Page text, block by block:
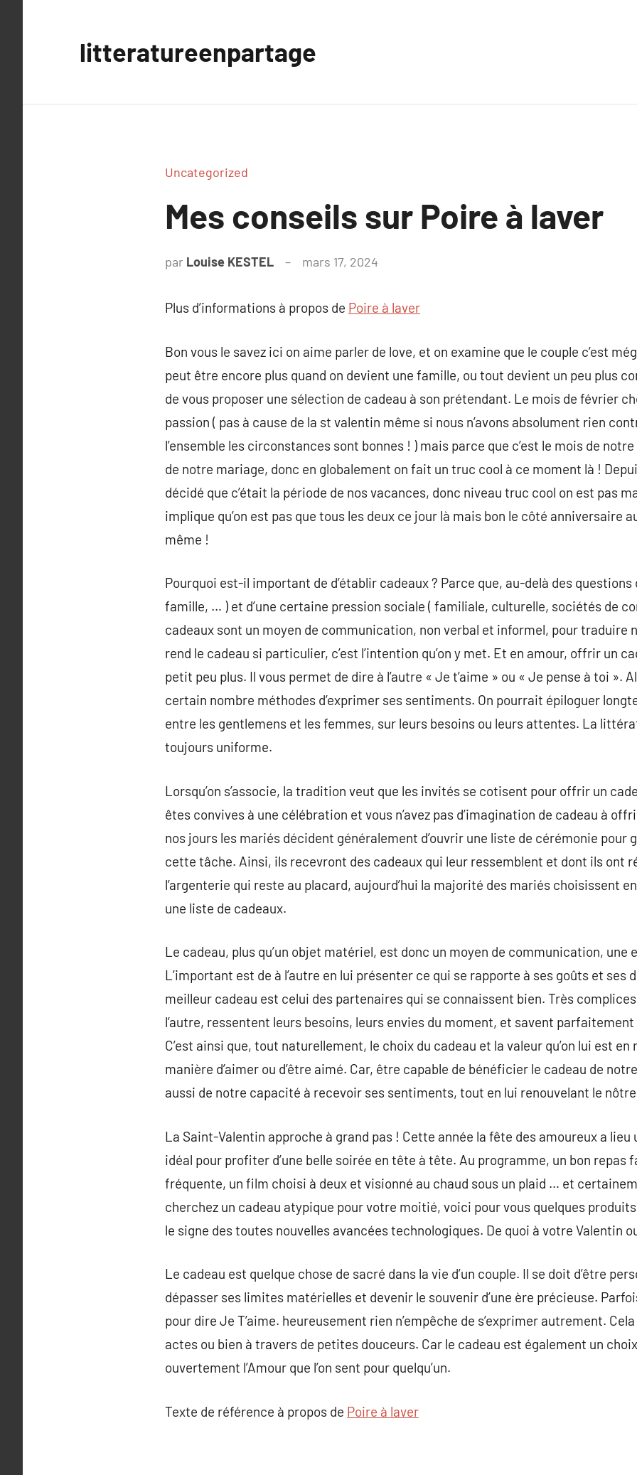
litteratureenpartage
Uncategorized
Mes conseils sur Poire à laver
par Louise KESTEL mars 17, 2024
Plus d’informations à propos de Poire à laver
Bon vous le savez ici on aime parler de love, et on examine que le couple c’est
peut être encore plus quand on devient une famille, ou tout devient un peu plus
de vous proposer une sélection de cadeau à son prétendant. Le mois de février
passion ( pas à cause de la st valentin même si nous n’avons absolument rien
l’ensemble les circonstances sont bonnes ! ) mais parce que c’est le mois de
de notre mariage, donc en globalement on fait un truc cool à ce moment là !
décidé que c’était la période de nos vacances, donc niveau truc cool on est pas
implique qu’on est pas que tous les deux ce jour là mais bon le côté anniversaire
même !
Pourquoi est-il important de d’établir cadeaux ? Parce que, au-delà des
famille, … ) et d’une certaine pression sociale ( familiale, culturelle, sociétés de
cadeaux sont un moyen de communication, non verbal et informel, pour traduire
rend le cadeau si particulier, c’est l’intention qu’on y met. Et en amour, offrir un
petit peu plus. Il vous permet de dire à l’autre « Je t’aime » ou « Je pense à toi ».
certain nombre méthodes d’exprimer ses sentiments. On pourrait épiloguer
entre les gentlemens et les femmes, sur leurs besoins ou leurs attentes. La
toujours uniforme.
Lorsqu’on s’associe, la tradition veut que les invités se cotisent pour offrir un
êtes convives à une célébration et vous n’avez pas d’imagination de cadeau à
nos jours les mariés décident généralement d’ouvrir une liste de cérémonie pour
cette tâche. Ainsi, ils recevront des cadeaux qui leur ressemblent et dont ils ont
l’argenterie qui reste au placard, aujourd’hui la majorité des mariés choisissent
une liste de cadeaux.
Le cadeau, plus qu’un objet matériel, est donc un moyen de communication, une
L’important est de à l’autre en lui présenter ce qui se rapporte à ses goûts et ses
meilleur cadeau est celui des partenaires qui se connaissent bien. Très complices,
l’autre, ressentent leurs besoins, leurs envies du moment, et savent
C’est ainsi que, tout naturellement, le choix du cadeau et la valeur qu’on lui est
manière d’aimer ou d’être aimé. Car, être capable de bénéficier le cadeau de
aussi de notre capacité à recevoir ses sentiments, tout en lui renouvelant le
La Saint-Valentin approche à grand pas ! Cette année la fête des amoureux a
idéal pour profiter d’une belle soirée en tête à tête. Au programme, un bon repas
fréquente, un film choisi à deux et visionné au chaud sous un plaid … et
cherchez un cadeau atypique pour votre moitié, voici pour vous quelques
le signe des toutes nouvelles avancées technologiques. De quoi à votre Valentin
Le cadeau est quelque chose de sacré dans la vie d’un couple. Il se doit d’être
dépasser ses limites matérielles et devenir le souvenir d’une ère précieuse.
pour dire Je T’aime. heureusement rien n’empêche de s’exprimer autrement.
actes ou bien à travers de petites douceurs. Car le cadeau est également un
ouvertement l’Amour que l’on sent pour quelqu’un.
Texte de référence à propos de Poire à laver